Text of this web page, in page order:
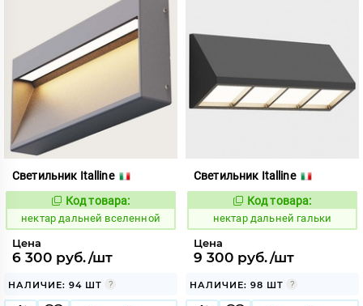
Светильник Italline
Код:
1128013
Код товара:
нектар дальней вселенной
Цена
6 300 руб./шт
НАЛИЧИЕ: 94 ШТ
Светильник Italline
Код:
1128015
Код товара:
нектар дальней гальки
Цена
9 300 руб./шт
НАЛИЧИЕ: 98 ШТ